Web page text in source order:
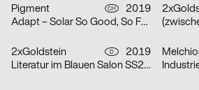
Pigment CH
2019
Adapt – Solar So Good, So Far Not Good
2xGoldstein D
2019
Literatur im Blauen Salon SS2019